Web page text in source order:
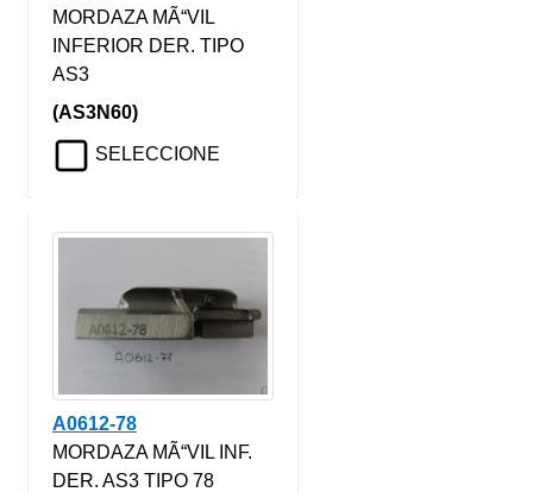
MORDAZA MÃ“VIL
INFERIOR DER. TIPO
AS3
(AS3N60)
SELECCIONE
A0612-78
MORDAZA MÃ“VIL INF.
DER. AS3 TIPO 78